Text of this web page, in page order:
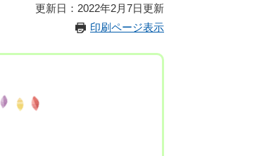
更新日：2022年2月7日更新
印刷ページ表示